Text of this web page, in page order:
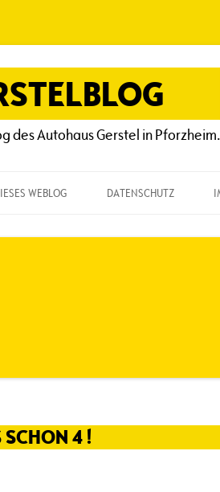
des Autohaus Gerstel in Pforzheim.
WEBLOG DATENSCHUTZ
4 !